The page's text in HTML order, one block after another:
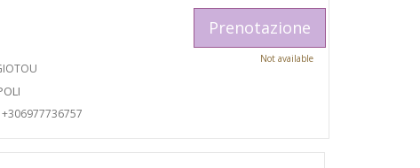
Prenotazione
Not available